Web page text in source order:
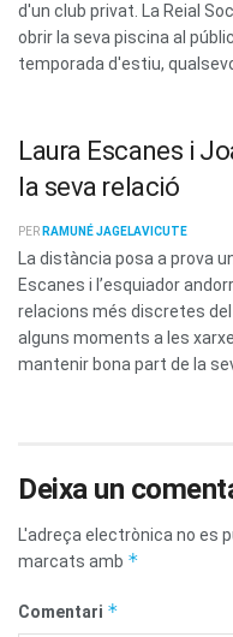
d'un club privat. La Reial
obrir la seva piscina al
temporada d'estiu,
Laura Escanes i
la seva relació
PER RAMUNÉ JAGELAVICUTE
La distància posa a prova
Escanes i l’esquiador
relacions més discretes
alguns moments a les
mantenir bona part de la
Deixa un
L'adreça electrònica no es
marcats amb *
Comentari *